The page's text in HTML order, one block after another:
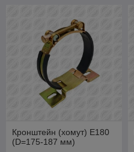
Кронштейн (хомут) E180
(D=175-187 мм)